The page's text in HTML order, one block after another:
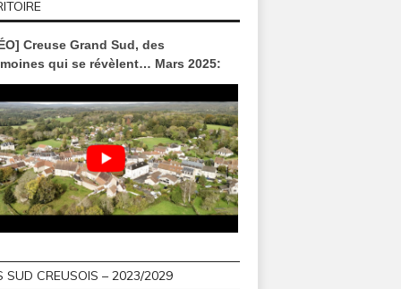
Creuse Grand Sud, des
qui se révèlent… Mars 2025:
SUD CREUSOIS – 2023/2029